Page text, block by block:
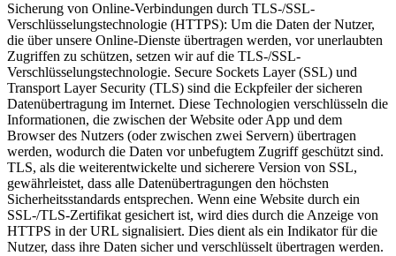
Sicherung von Online-Verbindungen durch TLS-/SSL-
Verschlüsselungstechnologie (HTTPS): Um die Daten der Nutzer,
die über unsere Online-Dienste übertragen werden, vor unerlaubten
Zugriffen zu schützen, setzen wir auf die TLS-/SSL-
Verschlüsselungstechnologie. Secure Sockets Layer (SSL) und
Transport Layer Security (TLS) sind die Eckpfeiler der sicheren
Datenübertragung im Internet. Diese Technologien verschlüsseln die
Informationen, die zwischen der Website oder App und dem
Browser des Nutzers (oder zwischen zwei Servern) übertragen
werden, wodurch die Daten vor unbefugtem Zugriff geschützt sind.
TLS, als die weiterentwickelte und sicherere Version von SSL,
gewährleistet, dass alle Datenübertragungen den höchsten
Sicherheitsstandards entsprechen. Wenn eine Website durch ein
SSL-/TLS-Zertifikat gesichert ist, wird dies durch die Anzeige von
HTTPS in der URL signalisiert. Dies dient als ein Indikator für die
Nutzer, dass ihre Daten sicher und verschlüsselt übertragen werden.